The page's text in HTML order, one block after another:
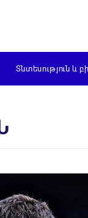
Տնտեսություն և